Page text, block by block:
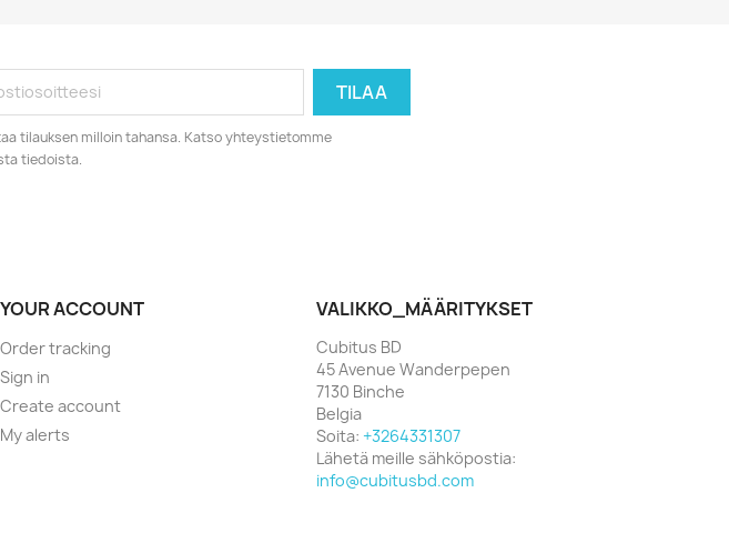
tilauksen milloin tahansa. Katso yhteystietomme
tiedoista.
YOUR ACCOUNT
Order tracking
Sign in
Create account
My alerts
VALIKKO_MÄÄRITYKSET
Cubitus BD
45 Avenue Wanderpepen
7130 Binche
Belgia
Soita: +3264331307
Lähetä meille sähköpostia:
info@cubitusbd.com